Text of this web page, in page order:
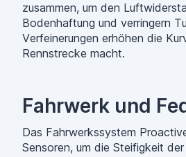
zusammen, um den
Bodenhaftung und verringern
Verfeinerungen erhöhen die
Rennstrecke macht.
Fahrwerk und
Das Fahrwerkssystem
Sensoren, um die Steifigkeit